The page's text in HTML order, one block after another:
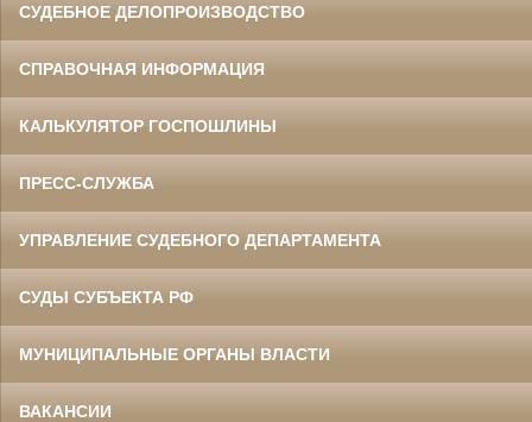
СУДЕБНОЕ ДЕЛОПРОИЗВОДСТВО
СПРАВОЧНАЯ ИНФОРМАЦИЯ
КАЛЬКУЛЯТОР ГОСПОШЛИНЫ
ПРЕСС-СЛУЖБА
УПРАВЛЕНИЕ СУДЕБНОГО ДЕПАРТАМЕНТА
СУДЫ СУБЪЕКТА РФ
МУНИЦИПАЛЬНЫЕ ОРГАНЫ ВЛАСТИ
ВАКАНСИИ